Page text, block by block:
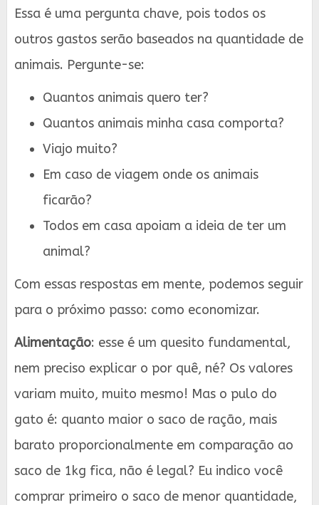
Essa é uma pergunta chave, pois todos os
outros gastos serão baseados na quantidade de
animais. Pergunte-se:
Quantos animais quero ter?
Quantos animais minha casa comporta?
Viajo muito?
Em caso de viagem onde os animais
ficarão?
Todos em casa apoiam a ideia de ter um
animal?
Com essas respostas em mente, podemos seguir
para o próximo passo: como economizar.
Alimentação: esse é um quesito fundamental,
nem preciso explicar o por quê, né? Os valores
variam muito, muito mesmo! Mas o pulo do
gato é: quanto maior o saco de ração, mais
barato proporcionalmente em comparação ao
saco de 1kg fica, não é legal? Eu indico você
comprar primeiro o saco de menor quantidade,